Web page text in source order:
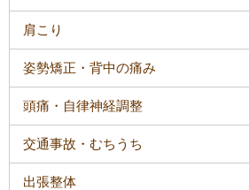
肩こり
姿勢矯正・背中の痛み
頭痛・自律神経調整
交通事故・むちうち
出張整体